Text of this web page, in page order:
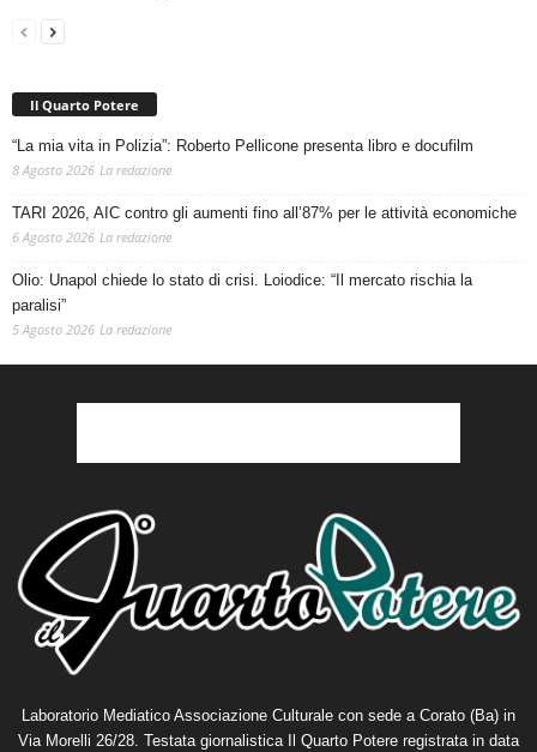
Il Quarto Potere
“La mia vita in Polizia”: Roberto Pellicone presenta libro e docufilm
8 Agosto 2026 La redazione
TARI 2026, AIC contro gli aumenti fino all’87% per le attività economiche
6 Agosto 2026 La redazione
Olio: Unapol chiede lo stato di crisi. Loiodice: “Il mercato rischia la
paralisi”
5 Agosto 2026 La redazione
Laboratorio Mediatico Associazione Culturale con sede a Corato (Ba) in
Via Morelli 26/28. Testata giornalistica Il Quarto Potere registrata in data